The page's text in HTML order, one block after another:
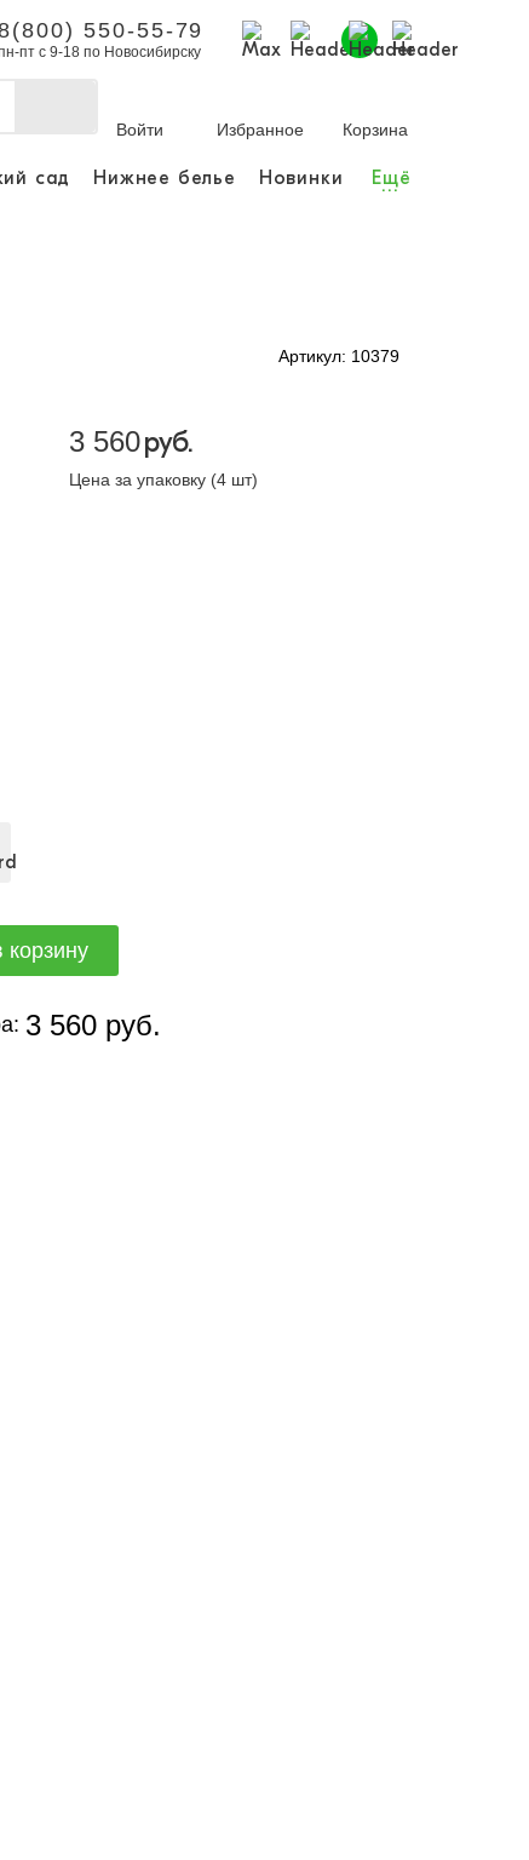
550-55-79
пт с 9-18 по Новосибирску
Войти
Избранное Корзина
сад Нижнее белье Новинки Ещё
...
Артикул: 10379
3 560руб.
Цена за упаковку (4 шт)
3 560 руб.